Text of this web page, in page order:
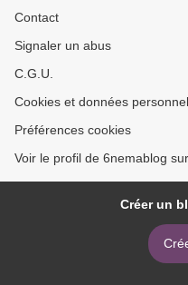
Contact
Signaler un abus
C.G.U.
Cookies et données
Préférences cookies
Voir le profil de 6nemablog
Créer un